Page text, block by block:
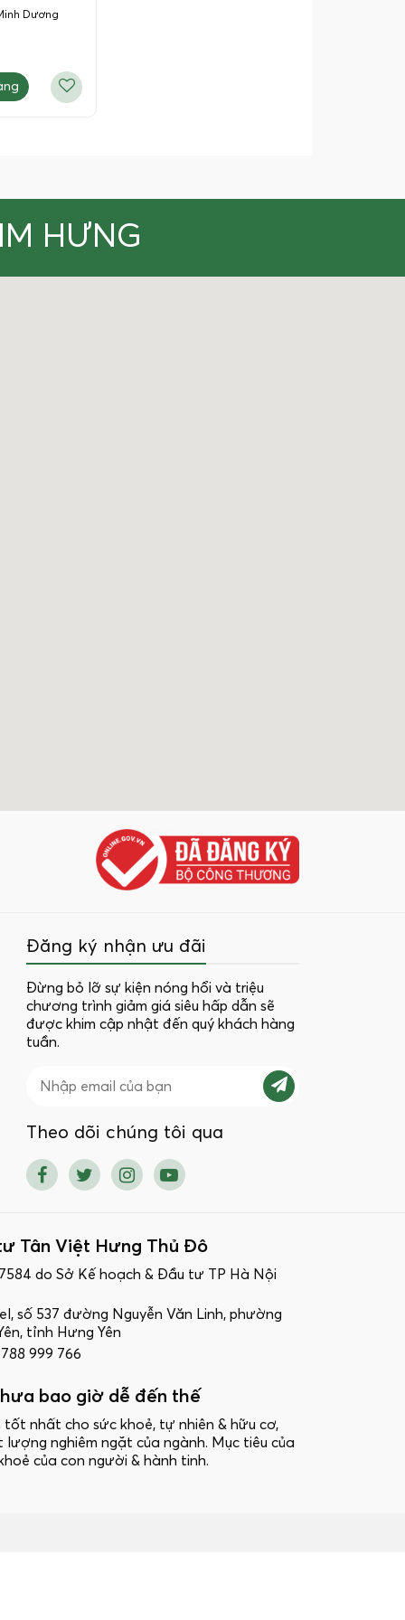
Dương
HƯNG
Đăng ký nhận ưu đãi
Đừng bỏ lỡ sự kiện nóng hổi và triệu
chương trình giảm giá siêu hấp dẫn sẽ
được khim cập nhật đến quý khách hàng
tuần.
Theo dõi chúng tôi qua
Tân Việt Hưng Thủ Đô
do Sở Kế hoạch & Đầu tư TP Hà Nội
số 537 đường Nguyễn Văn Linh, phường
tỉnh Hưng Yên
999 766
bao giờ dễ đến thế
tốt nhất cho sức khoẻ, tự nhiên & hữu cơ,
nghiêm ngặt của ngành. Mục tiêu của
của con người & hành tinh.